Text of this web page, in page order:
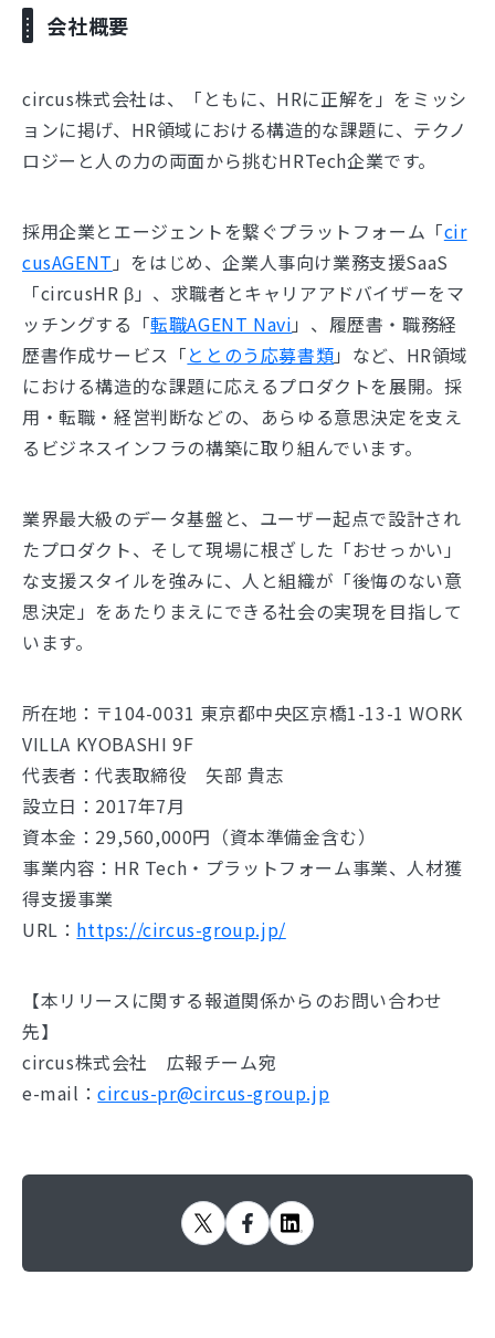
会社概要
circus株式会社は、「ともに、HRに正解を」をミッシ
ョンに掲げ、HR領域における構造的な課題に、テクノ
ロジーと人の力の両面から挑むHRTech企業です。
採用企業とエージェントを繋ぐプラットフォーム「cir
cusAGENT 」をはじめ、企業人事向け業務支援SaaS
「circusHR β」、求職者とキャリアアドバイザーをマ
ッチングする「転職AGENT Navi 」、履歴書・職務経
歴書作成サービス「ととのう応募書類」など、HR領域
における構造的な課題に応えるプロダクトを展開。採
用・転職・経営判断などの、あらゆる意思決定を支え
るビジネスインフラの構築に取り組んでいます。
業界最大級のデータ基盤と、ユーザー起点で設計され
たプロダクト、そして現場に根ざした「おせっかい」
な支援スタイルを強みに、人と組織が「後悔のない意
思決定」をあたりまえにできる社会の実現を目指して
います。
所在地：〒104-0031 東京都中央区京橋1-13-1 WORK
VILLA KYOBASHI 9F
代表者：代表取締役 矢部 貴志
設立日：2017年7月
資本金：29,560,000円（資本準備金含む）
事業内容：HR Tech・プラットフォーム事業、人材獲
得支援事業
URL： https://circus-group.jp/
【本リリースに関する報道関係からのお問い合わせ
先】
circus株式会社 広報チーム宛
e-mail：circus-pr@circus-group.jp